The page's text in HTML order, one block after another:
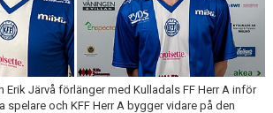
Erik Järvå förlänger med Kulladals FF Herr A inför
spelare och KFF Herr A bygger vidare på den